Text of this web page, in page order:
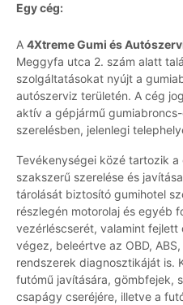
Egy cég:
A 4Xtreme Gumi és
Meggyfa utca 2. szám alatt
szolgáltatásokat nyújt a
autószerviz területén. A cég
aktív a gépjármű
szerelésben, jelenlegi
Tevékenységei közé tartozik a
szakszerű szerelése és
tárolását biztosító gumihotel
részlegén motorolaj és egyéb
vezérléscserét, valamint
végez, beleértve az OBD,
rendszerek diagnosztikáját is.
futómű javítására, gömbfejek,
csapágy cseréjére, illetve a